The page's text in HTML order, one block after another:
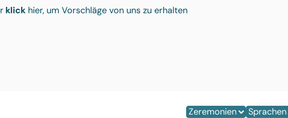
klick hier, um Vorschläge von uns zu erhalten
Zeremonien Sprachen